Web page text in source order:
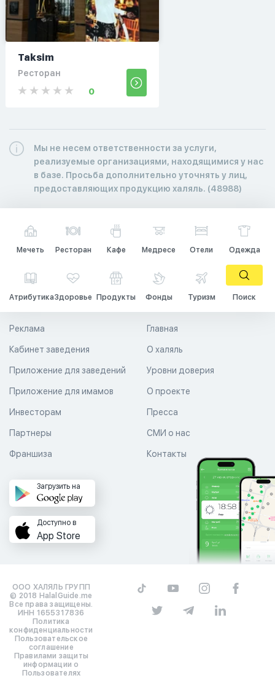
Taksim
Ресторан
0
Мы не несем ответственности за услуги,
реализуемые организациями, находящимися у нас
в базе. Просьба дополнительно уточнять у лиц,
предоставляющих продукцию халяль. (48988)
Мечеть Ресторан Кафе Медресе Отели Одежда
АтрибутикаЗдоровье Продукты Фонды Туризм Поиск
Главная
О халяль
Уровни доверия
Реклама
Кабинет заведения
Приложение для заведений
Приложение для имамов О проекте
Пресса
СМИ о нас
Контакты
Инвесторам
Партнеры
Франшиза
Загрузить на
Доступно в
App Store
ООО ХАЛЯЛЬ ГРУПП
© 2018 HalalGuide.me
Все права защищены.
ИНН 1655317836
Политика
конфиденциальности
Пользовательское
соглашение
Правилами защиты
информации о
Пользователях